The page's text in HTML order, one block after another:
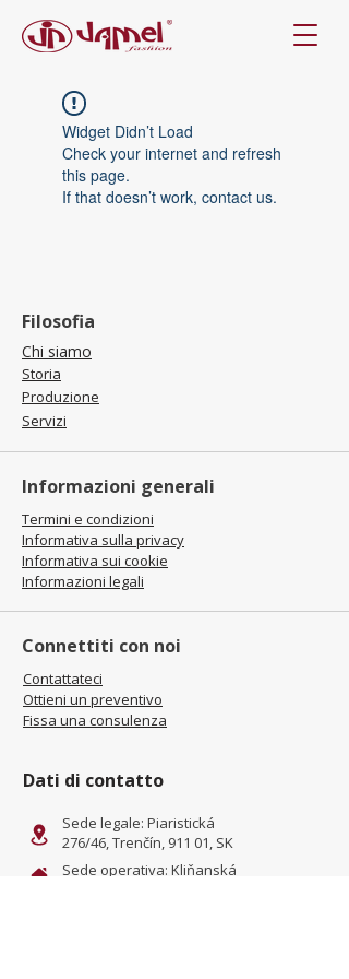
Widget Didn’t Load
Check your internet and refresh
this page.
If that doesn’t work, contact us.
Filosofia
Chi siamo
Storia
Produzione
Servizi
Informazioni generali
Termini e condizioni
Informativa sulla privacy
Informativa sui cookie
Informazioni legali
Connettiti con noi
Contattateci
Ottieni un preventivo
Fissa una consulenza
Dati di contatto
Sede legale: Piaristická
276/46, Trenčín, 911 01, SK
Sede operativa: Kliňanská